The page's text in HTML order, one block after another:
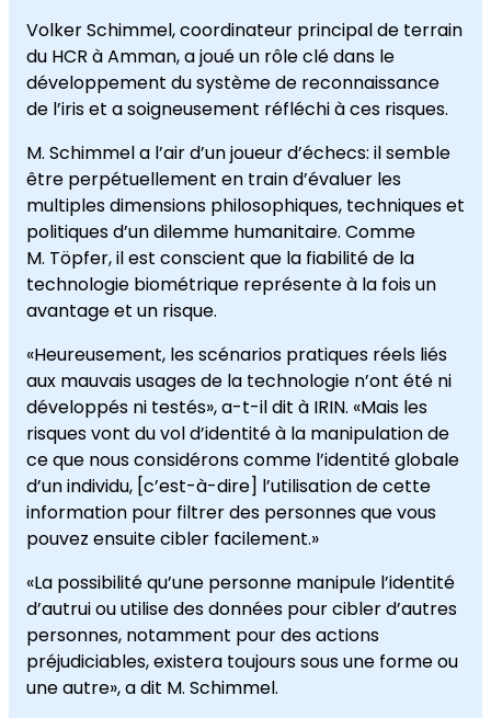
Volker Schimmel, coordinateur principal de terrain
du HCR à Amman, a joué un rôle clé dans le
développement du système de reconnaissance
de l’iris et a soigneusement réfléchi à ces risques.
M. Schimmel a l’air d’un joueur d’échecs: il semble
être perpétuellement en train d’évaluer les
multiples dimensions philosophiques, techniques et
politiques d’un dilemme humanitaire. Comme
M. Töpfer, il est conscient que la fiabilité de la
technologie biométrique représente à la fois un
avantage et un risque.
«Heureusement, les scénarios pratiques réels liés
aux mauvais usages de la technologie n’ont été ni
développés ni testés», a-t-il dit à IRIN. «Mais les
risques vont du vol d’identité à la manipulation de
ce que nous considérons comme l’identité globale
d’un individu, [c’est-à-dire] l’utilisation de cette
information pour filtrer des personnes que vous
pouvez ensuite cibler facilement.»
«La possibilité qu’une personne manipule l’identité
d’autrui ou utilise des données pour cibler d’autres
personnes, notamment pour des actions
préjudiciables, existera toujours sous une forme ou
une autre», a dit M. Schimmel.